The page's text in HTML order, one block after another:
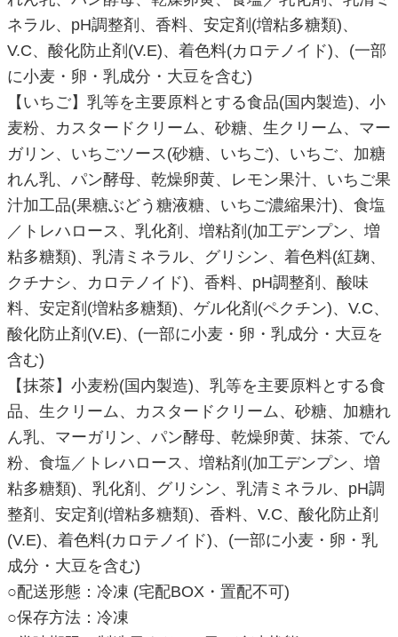
ネラル、pH調整剤、香料、安定剤(増粘多糖類)、
V.C、酸化防止剤(V.E)、着色料(カロテノイド)、(一部
に小麦・卵・乳成分・大豆を含む)
【いちご】乳等を主要原料とする食品(国内製造)、小
麦粉、カスタードクリーム、砂糖、生クリーム、マー
ガリン、いちごソース(砂糖、いちご)、いちご、加糖
れん乳、パン酵母、乾燥卵黄、レモン果汁、いちご果
汁加工品(果糖ぶどう糖液糖、いちご濃縮果汁)、食塩
／トレハロース、乳化剤、増粘剤(加工デンプン、増
粘多糖類)、乳清ミネラル、グリシン、着色料(紅麹、
クチナシ、カロテノイド)、香料、pH調整剤、酸味
料、安定剤(増粘多糖類)、ゲル化剤(ペクチン)、V.C、
酸化防止剤(V.E)、(一部に小麦・卵・乳成分・大豆を
含む)
【抹茶】小麦粉(国内製造)、乳等を主要原料とする食
品、生クリーム、カスタードクリーム、砂糖、加糖れ
ん乳、マーガリン、パン酵母、乾燥卵黄、抹茶、でん
粉、食塩／トレハロース、増粘剤(加工デンプン、増
粘多糖類)、乳化剤、グリシン、乳清ミネラル、pH調
整剤、安定剤(増粘多糖類)、香料、V.C、酸化防止剤
(V.E)、着色料(カロテノイド)、(一部に小麦・卵・乳
成分・大豆を含む)
○配送形態：冷凍 (宅配BOX・置配不可)
○保存方法：冷凍